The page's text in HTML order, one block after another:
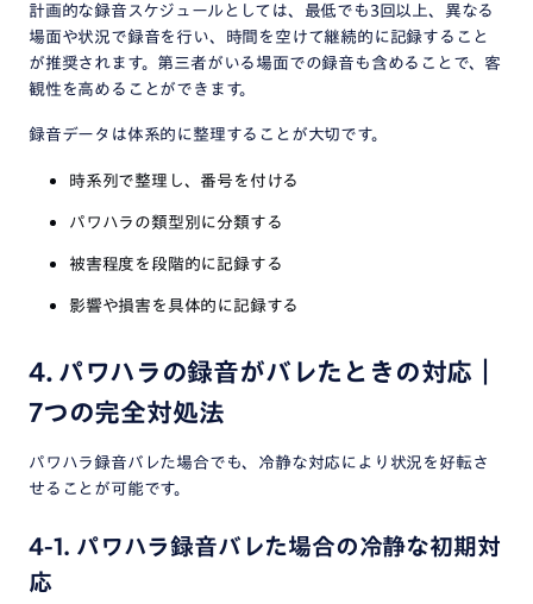
計画的な録音スケジュールとしては、最低でも3回以上、異なる
場面や状況で録音を行い、時間を空けて継続的に記録すること
が推奨されます。第三者がいる場面での録音も含めることで、客
観性を高めることができます。
録音データは体系的に整理することが大切です。
時系列で整理し、番号を付ける
パワハラの類型別に分類する
被害程度を段階的に記録する
影響や損害を具体的に記録する
4. パワハラの録音がバレたときの対応｜
7つの完全対処法
パワハラ録音バレた場合でも、冷静な対応により状況を好転さ
せることが可能です。
4-1. パワハラ録音バレた場合の冷静な初期対
応